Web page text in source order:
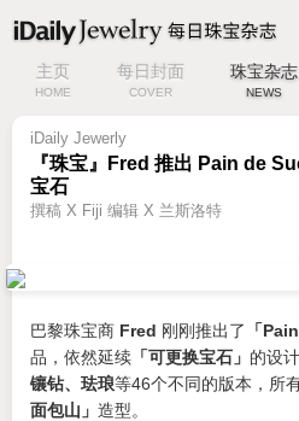
主页
HOME
每日封面
COVER
珠宝杂志
NEWS
iDaily Jewerly
『珠宝』Fred 推出 Pain de
宝石
撰稿 X Fiji 编辑 X 兰斯洛特
巴黎珠宝商 Fred 刚刚推出了 「
品，依然延续 「可更换宝石」 的设
镶钻、珐琅等46个不同的版本，所
面包山」 造型。